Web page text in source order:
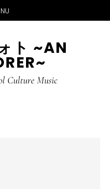
ト ~AN
Culture Music